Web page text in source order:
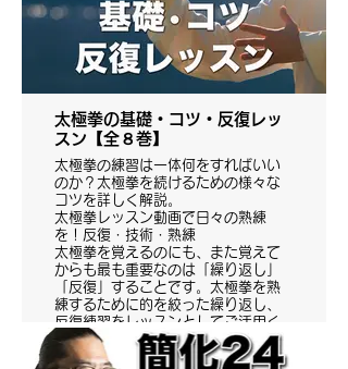
太極拳の基礎・コツ・反復レッ
スン【全８巻】
太極拳の練習は一体何をすればいい
のか？太極拳を続けるための様々な
コツを詳しく解説。
太極拳レッスン動画で日々の熟練
を！反復・技術・熟練
太極拳を覚えるのにも、また覚えて
からも最も重要なのは「繰り返し」
「反復」することです。太極拳を熟
練するために的を絞った繰り返し、
反復練習をレッスンとしてご活用く
ださい！